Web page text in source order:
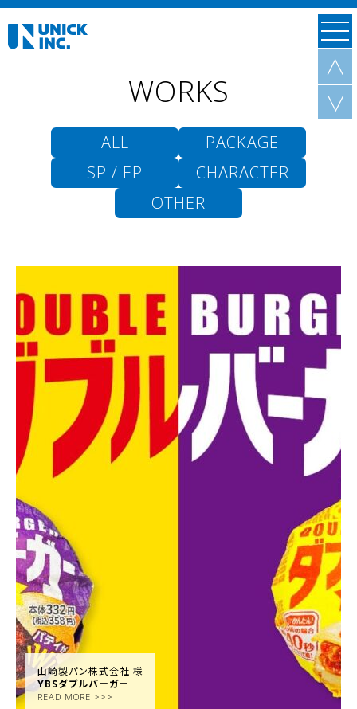
＜
＜
WORKS
ALL
PACKAGE
SP / EP
CHARACTER
OTHER
山崎製パン株式会社 様
YBSダブルバーガー
READ MORE >>>